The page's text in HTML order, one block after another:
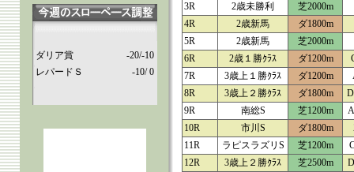
ダリア賞
-20/-10
レパードＳ
-10/ 0
3R
2歳未勝利
芝2000m
4R
2歳新馬
ダ1800m
5R
2歳新馬
芝2000m
6R
2歳１勝ｸﾗｽ ダ1200m
7R
3歳上１勝ｸﾗｽ ダ1200m
8R
3歳上２勝ｸﾗｽ ダ1800m
9R
南総S 芝1200m
10R
市川S ダ1800m
11R
ラピスラズリS 芝1200m
12R
3歳上２勝ｸﾗｽ 芝2500m